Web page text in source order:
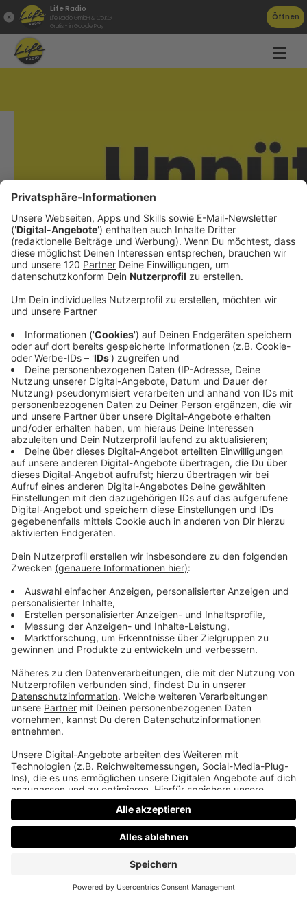
Life Radio
Life Radio GmbH & Co.KG
Gratis - in Google Play
Öffnen
Morgens halb 10 in Deutschland
Der erste Kuss zwischen Mila Kunis und Ashton
Kutcher war fake, Ricky Martin war zu klein beim
Casting, und die schönste Mäusehochzeit!
DatenschutzImpressumAGBsJobsKontakt